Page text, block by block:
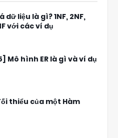
dữ liệu là gì? 1NF, 2NF,
với các ví dụ
Mô hình ER là gì và ví dụ
thiểu của một Hàm